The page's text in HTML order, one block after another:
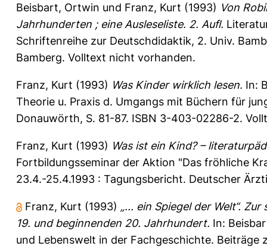
Beisbart, Ortwin und Franz, Kurt (1993) Von
Jahrhunderten ; eine Ausleseliste. 2. Aufl.
Schriftenreihe zur Deutschdidaktik, 2. Univ.
Bamberg. Volltext nicht vorhanden.
Franz, Kurt (1993) Was Kinder wirklich lesen. In:
Theorie u. Praxis d. Umgangs mit Büchern für
Donauwörth, S. 81-87. ISBN 3-403-02286-2.
Franz, Kurt (1993) Was ist ein Kind? –
Fortbildungsseminar der Aktion "Das fröhliche
23.4.-25.4.1993 : Tagungsbericht. Deutscher
Franz, Kurt (1993) „... ein Spiegel der Welt“.
19. und beginnenden 20. Jahrhundert. In:
und Lebenswelt in der Fachgeschichte.